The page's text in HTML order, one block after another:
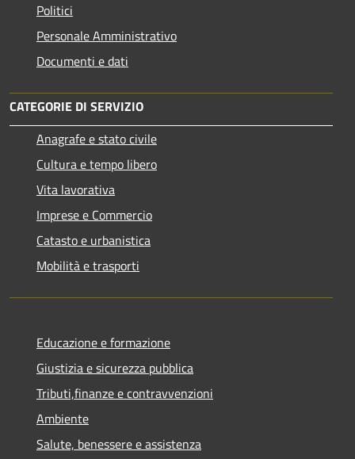
Politici
Personale Amministrativo
Documenti e dati
CATEGORIE DI SERVIZIO
Anagrafe e stato civile
Cultura e tempo libero
Vita lavorativa
Imprese e Commercio
Catasto e urbanistica
Mobilità e trasporti
Educazione e formazione
Giustizia e sicurezza pubblica
Tributi,finanze e contravvenzioni
Ambiente
Salute, benessere e assistenza